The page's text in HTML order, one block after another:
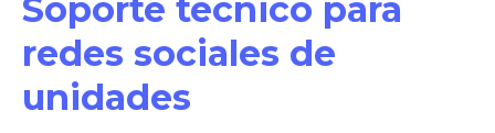
Soporte técnico para
redes sociales de
unidades